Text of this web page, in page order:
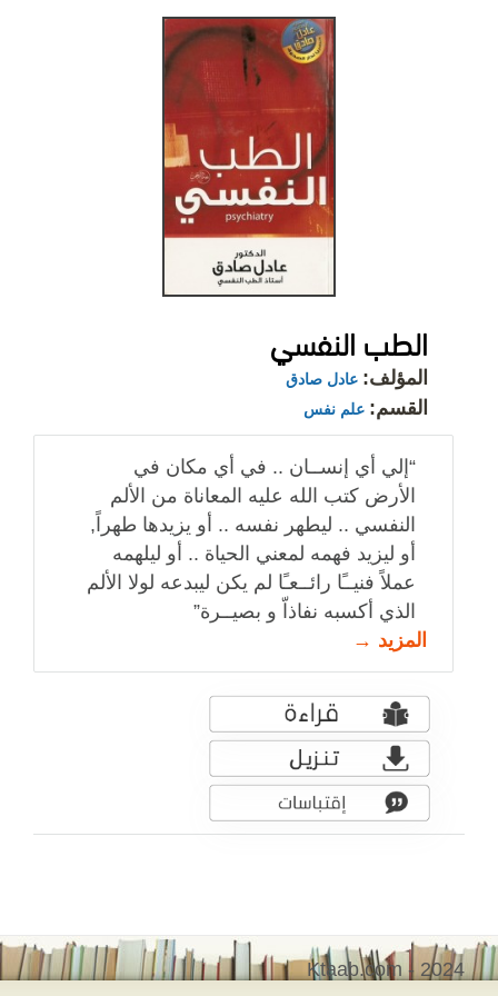
الطب النفسي
المؤلف: عادل صادق
القسم: علم نفس
“إلي أي إنســان .. في أي مكان في
الأرض كتب الله عليه المعاناة من الألم
النفسي .. ليطهر نفسه .. أو يزيدها طهراً,
أو ليزيد فهمه لمعني الحياة .. أو ليلهمه
عملاً فنيــًا رائــعـًا لم يكن ليبدعه لولا الألم
الذي أكسبه نفاذاّ و بصيــرة”
المزيد →
Ktaab.com - 2024